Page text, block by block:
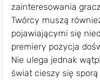
zainteresowania
Twórcy muszą
pojawiającymi się
premiery pozycja
Nie ulega jednak
świat cieszy się